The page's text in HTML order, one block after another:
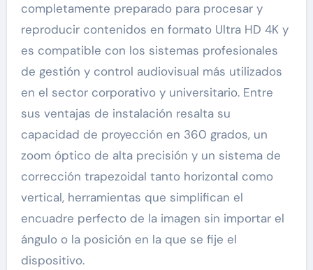
completamente preparado para procesar y
reproducir contenidos en formato Ultra HD 4K y
es compatible con los sistemas profesionales
de gestión y control audiovisual más utilizados
en el sector corporativo y universitario. Entre
sus ventajas de instalación resalta su
capacidad de proyección en 360 grados, un
zoom óptico de alta precisión y un sistema de
corrección trapezoidal tanto horizontal como
vertical, herramientas que simplifican el
encuadre perfecto de la imagen sin importar el
ángulo o la posición en la que se fije el
dispositivo.